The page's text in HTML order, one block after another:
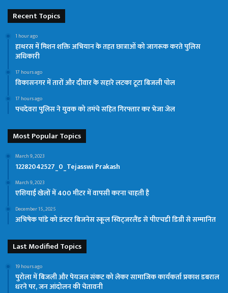
Recent Topics
1 hour ago
हाथरस में मिशन शक्ति अभियान के तहत छात्राओं को जागरूक करते पुलिस
अधिकारी
17 hours ago
विकासनगर में तारों और दीवार के सहारे लटका टूटा बिजली पोल
17 hours ago
पचदेवरा पुलिस ने युवक को तमंचे सहित गिरफ्तार कर भेजा जेल
Most Popular Topics
March 9, 2023
12282042527_0_Tejasswi Prakash
March 9, 2023
एशियाई खेलों में 400 मीटर में वापसी करना चाहती है
December 15, 2025
अभिषेक पांडे को डंस्टर बिजनेस स्कूल स्विट्जरलैंड से पीएचडी डिग्री से सम्मानित
Last Modified Topics
19 hours ago
पुरोला में बिजली और पेयजल संकट को लेकर सामाजिक कार्यकर्ता प्रकाश डबराल
धरने पर, जन आंदोलन की चेतावनी